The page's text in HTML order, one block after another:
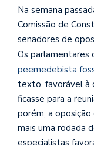
Na semana
Comissão de
senadores de
Os parlamentares
peemedebista
texto, favorável à
ficasse para a
porém, a
mais uma rodada